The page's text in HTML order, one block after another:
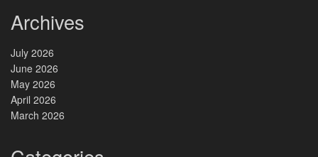
Archives
July 2026
June 2026
May 2026
April 2026
March 2026